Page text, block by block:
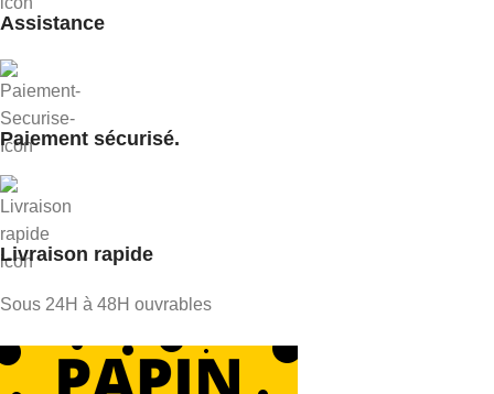
Assistance
Paiement sécurisé.
Livraison rapide
Sous 24H à 48H ouvrables